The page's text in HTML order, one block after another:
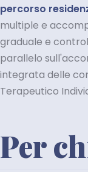
percorso
multiple e
graduale e
parallelo
integrata delle
Terapeutico
Per